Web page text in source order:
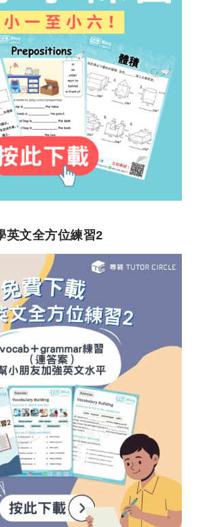
英文全方位練習2